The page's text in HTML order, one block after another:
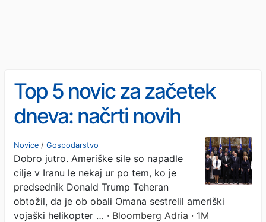
Top 5 novic za začetek
dneva: načrti novih
ministrov, mundial in
zastonj bančni računi
Novice / Gospodarstvo
Dobro jutro. Ameriške sile so napadle
cilje v Iranu le nekaj ur po tem, ko je
predsednik Donald Trump Teheran
obtožil, da je ob obali Omana sestrelil ameriški
vojaški helikopter … · Bloomberg Adria · 1M